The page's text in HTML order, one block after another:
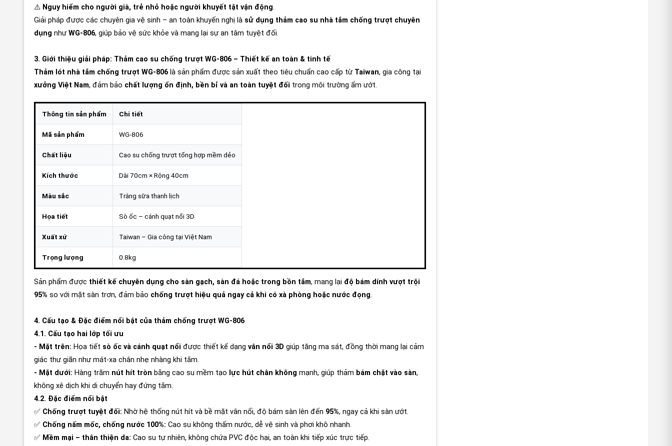
⚠️ Nguy hiểm cho người già, trẻ nhỏ hoặc người khuyết tật vận động.
Giải pháp được các chuyên gia vệ sinh – an toàn khuyến nghị là sử dụng thảm cao su nhà tắm chống trượt chuyên
dụng như WG-806, giúp bảo vệ sức khỏe và mang lại sự an tâm tuyệt đối.
3. Giới thiệu giải pháp: Thảm cao su chống trượt WG-806 – Thiết kế an toàn & tinh tế
Thảm lót nhà tắm chống trượt WG-806 là sản phẩm được sản xuất theo tiêu chuẩn cao cấp từ Taiwan, gia công tại
xưởng Việt Nam, đảm bảo chất lượng ổn định, bền bỉ và an toàn tuyệt đối trong môi trường ẩm ướt.
Thông tin sản phẩm Chi tiết
Mã sản phẩm WG-806
Chất liệu Cao su chống trượt tổng hợp mềm dẻo
Kích thước Dài 70cm × Rộng 40cm
Màu sắc Trắng sữa thanh lịch
Họa tiết Sò ốc – cánh quạt nổi 3D
Xuất xứ Taiwan – Gia công tại Việt Nam
Trọng lượng 0.8kg
Sản phẩm được thiết kế chuyên dụng cho sàn gạch, sàn đá hoặc trong bồn tắm, mang lại độ bám dính vượt trội
95% so với mặt sàn trơn, đảm bảo chống trượt hiệu quả ngay cả khi có xà phòng hoặc nước đọng.
4. Cấu tạo & Đặc điểm nổi bật của thảm chống trượt WG-806
4.1. Cấu tạo hai lớp tối ưu
- Mặt trên: Họa tiết sò ốc và cánh quạt nổi được thiết kế dạng vân nổi 3D giúp tăng ma sát, đồng thời mang lại cảm
giác thư giãn như mát-xa chân nhẹ nhàng khi tắm.
- Mặt dưới: Hàng trăm nút hít tròn bằng cao su mềm tạo lực hút chân không mạnh, giúp thảm bám chặt vào sàn,
không xê dịch khi di chuyển hay đứng tắm.
4.2. Đặc điểm nổi bật
✅ Chống trượt tuyệt đối: Nhờ hệ thống nút hít và bề mặt vân nổi, độ bám sàn lên đến 95%, ngay cả khi sàn ướt.
✅ Chống nấm mốc, chống nước 100%: Cao su không thấm nước, dễ vệ sinh và phơi khô nhanh.
✅ Mềm mại – thân thiện da: Cao su tự nhiên, không chứa PVC độc hại, an toàn khi tiếp xúc trực tiếp.